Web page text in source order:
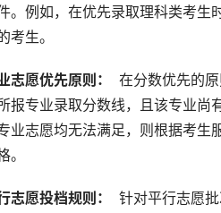
。例如，在优先录取理科类考生
考生。
志愿优先原则：
在分数优先的
报专业录取分数线，且该专业尚
业志愿均无法满足，则根据考生
。
志愿投档规则：
针对平行志愿